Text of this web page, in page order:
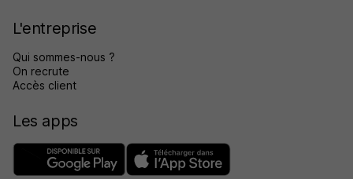
L'entreprise
Qui sommes-nous ?
On recrute
Accès client
Les apps